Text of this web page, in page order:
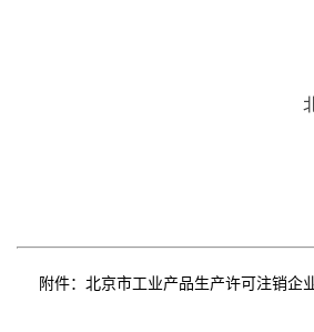
北
附件： 北京市工业产品生产许可注销企